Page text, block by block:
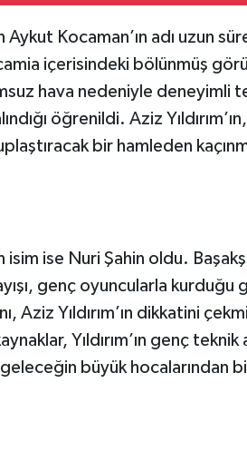
Kocaman’ın adı uzun
içerisindeki bölünmüş
hava nedeniyle deneyimli
öğrenildi. Aziz
bir hamleden
ise Nuri Şahin oldu.
genç oyuncularla kurduğu
Aziz Yıldırım’ın dikkatini
Yıldırım’ın genç teknik
büyük hocalarından